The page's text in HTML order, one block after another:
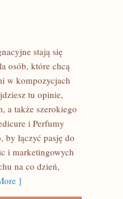
stają się
osób, które chcą
w kompozycjach
tu opinie,
a także szerokiego
i Perfumy
by łączyć pasję do
i marketingowych
na co dzień,
]